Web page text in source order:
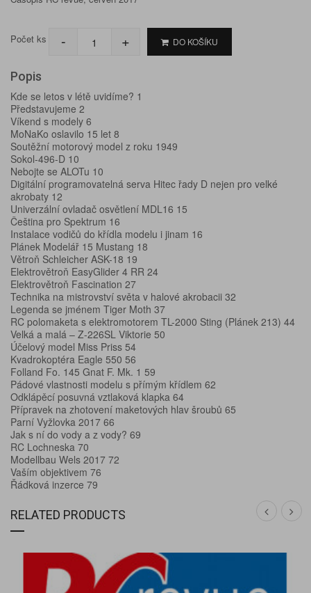
Počet ks - + DO KOŠÍKU
Popis
Kde se letos v létě uvidíme? 1
Představujeme 2
Víkend s modely 6
MoNaKo oslavilo 15 let 8
Soutěžní motorový model z roku 1949
Sokol-496-D 10
Nebojte se ALOTu 10
Digitální programovatelná serva Hitec řady D nejen pro velké
akrobaty 12
Univerzální ovladač osvětlení MDL16 15
Čeština pro Spektrum 16
Instalace vodičů do křídla modelu i jinam 16
Plánek Modelář 15 Mustang 18
Větroň Schleicher ASK-18 19
Elektrovětroň EasyGlider 4 RR 24
Elektrovětroň Fascination 27
Technika na mistrovství světa v halové akrobacii 32
Legenda se jménem Tiger Moth 37
RC polomaketa s elektromotorem TL-2000 Sting (Plánek 213) 44
Velká a malá – Z-226SL Viktorie 50
Účelový model Miss Priss 54
Kvadrokoptéra Eagle 550 56
Folland Fo. 145 Gnat F. Mk. 1 59
Pádové vlastnosti modelu s přímým křídlem 62
Odklápěcí posuvná vztlaková klapka 64
Přípravek na zhotovení maketových hlav šroubů 65
Parní Vyžlovka 2017 66
Jak s ní do vody a z vody? 69
RC Lochneska 70
Modellbau Wels 2017 72
Vaším objektivem 76
Řádková inzerce 79
RELATED PRODUCTS